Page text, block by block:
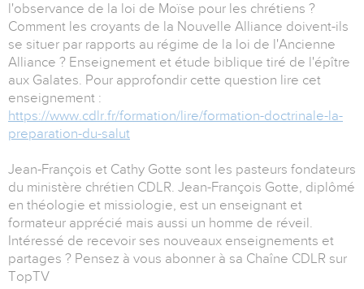
l'observance de la loi de Moïse pour les chrétiens ?
Comment les croyants de la Nouvelle Alliance doivent-ils
se situer par rapports au régime de la loi de l'Ancienne
Alliance ? Enseignement et étude biblique tiré de l'épître
aux Galates. Pour approfondir cette question lire cet
enseignement :
https://www.cdlr.fr/formation/lire/formation-doctrinale-la-
preparation-du-salut
Jean-François et Cathy Gotte sont les pasteurs fondateurs
du ministère chrétien CDLR. Jean-François Gotte, diplômé
en théologie et missiologie, est un enseignant et
formateur apprécié mais aussi un homme de réveil.
Intéressé de recevoir ses nouveaux enseignements et
partages ? Pensez à vous abonner à sa Chaîne CDLR sur
TopTV